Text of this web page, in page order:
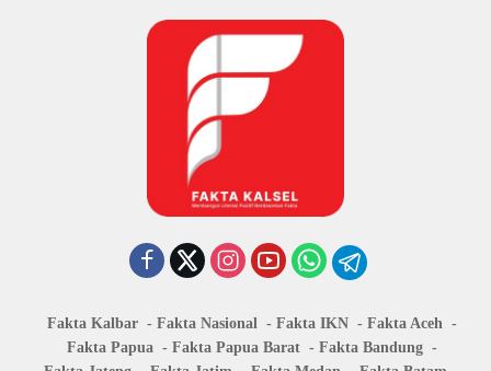
Fakta Kalbar Fakta Nasional Fakta IKN
Fakta Aceh
Fakta Papua
Fakta Papua Barat
Fakta Bandung